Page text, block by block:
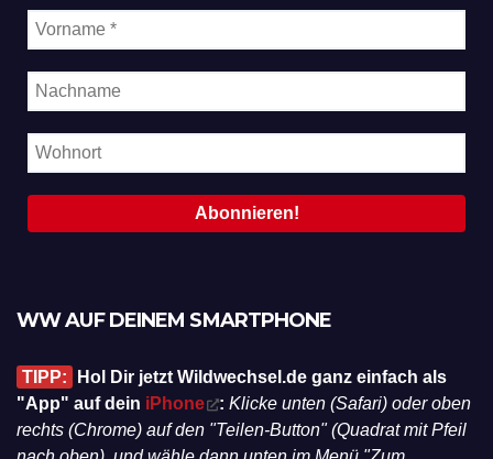
WW AUF DEINEM SMARTPHONE
TIPP:
Hol Dir jetzt Wildwechsel.de ganz einfach als
"App" auf dein iPhone : Klicke unten (Safari) oder oben
rechts (Chrome) auf den "Teilen-Button" (Quadrat mit Pfeil